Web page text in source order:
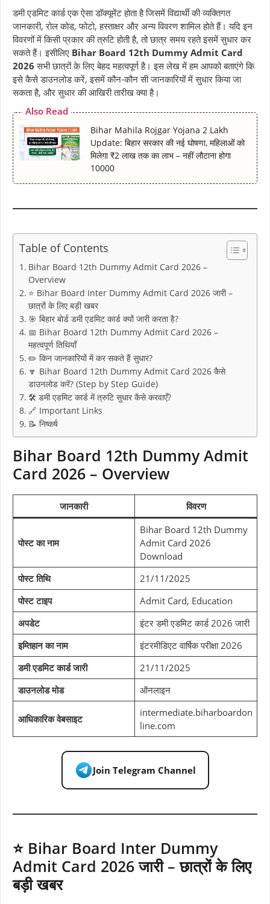
o
k
p
p
a
m
s
e
s
t
n
k
डमी एडमिट कार्ड एक ऐसा डॉक्यूमेंट होता है जिसमें विद्यार्थी की व्यक्तिगत
जानकारी, रोल कोड, फोटो, हस्ताक्षर और अन्य विवरण शामिल होते हैं। यदि इन
विवरणों में किसी प्रकार की त्रुटि होती है, तो छात्र समय रहते इसमें सुधार कर
सकते हैं। इसीलिए Bihar Board 12th Dummy Admit Card
2026 सभी छात्रों के लिए बेहद महत्वपूर्ण है। इस लेख में हम आपको बताएंगे कि
इसे कैसे डाउनलोड करें, इसमें कौन-कौन सी जानकारियों में सुधार किया जा
सकता है, और सुधार की आखिरी तारीख क्या है।
Also Read
Bihar Mahila Rojgar Yojana 2 Lakh
Update: बिहार सरकार की नई घोषणा, महिलाओं को
मिलेगा ₹2 लाख तक का लाभ – नहीं लौटाना होगा
10000
Table of Contents
Bihar Board 12th Dummy Admit Card 2026 –
Overview
⭐ Bihar Board Inter Dummy Admit Card 2026 जारी –
छात्रों के लिए बड़ी खबर
🎯 बिहार बोर्ड डमी एडमिट कार्ड क्यों जारी करता है?
📅 Bihar Board 12th Dummy Admit Card 2026 –
महत्वपूर्ण तिथियाँ
✏️ किन जानकारियों में कर सकते हैं सुधार?
🔽 Bihar Board 12th Dummy Admit Card 2026 कैसे
डाउनलोड करें? (Step by Step Guide)
🛠️ डमी एडमिट कार्ड में त्रुटि सुधार कैसे करवाएँ?
🔗 Important Links
📝 निष्कर्ष
Bihar Board 12th Dummy Admit
Card 2026 – Overview
जानकारी विवरण
पोस्ट का नाम
Bihar Board 12th Dummy
Admit Card 2026
Download
पोस्ट तिथि
21/11/2025
पोस्ट टाइप
Admit Card, Education
अपडेट
इंटर डमी एडमिट कार्ड 2026 जारी
इम्तिहान का नाम
इंटरमीडिएट वार्षिक परीक्षा 2026
डमी एडमिट कार्ड जारी
21/11/2025
डाउनलोड मोड
ऑनलाइन
आधिकारिक वेबसाइट
intermediate.biharboardon
line.com
Join Telegram Channel
⭐ Bihar Board Inter Dummy
Admit Card 2026 जारी – छात्रों के लिए
बड़ी खबर